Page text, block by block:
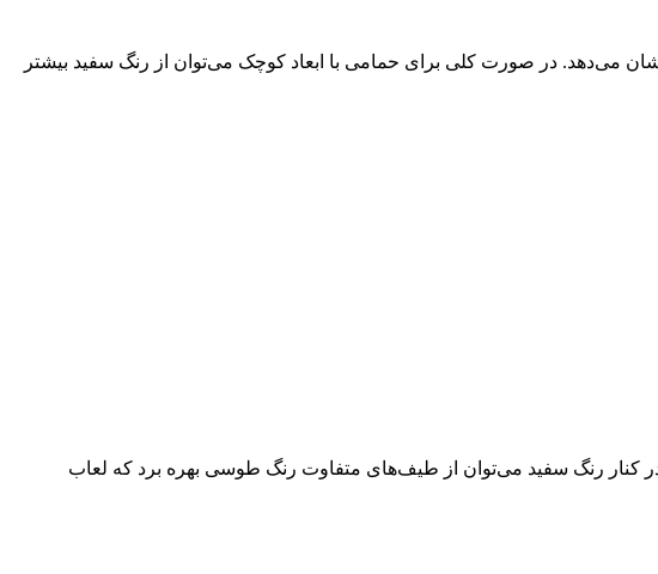
می‌دهد. در صورت کلی برای حمامی با ابعاد کوچک می‌توان از رنگ سفید بیشتر
رنگ سفید می‌توان از طیف‌های متفاوت رنگ طوسی بهره برد که لعاب